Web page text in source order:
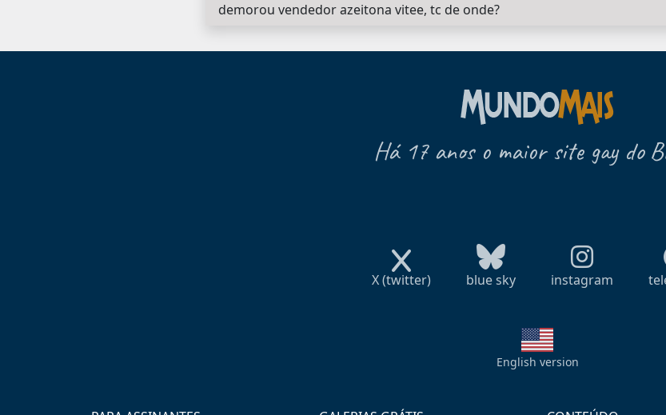
demorou vendedor azeitona vitee, tc de onde?
Há 17 anos o maior site gay do
X (twitter) blue sky instagram
English version